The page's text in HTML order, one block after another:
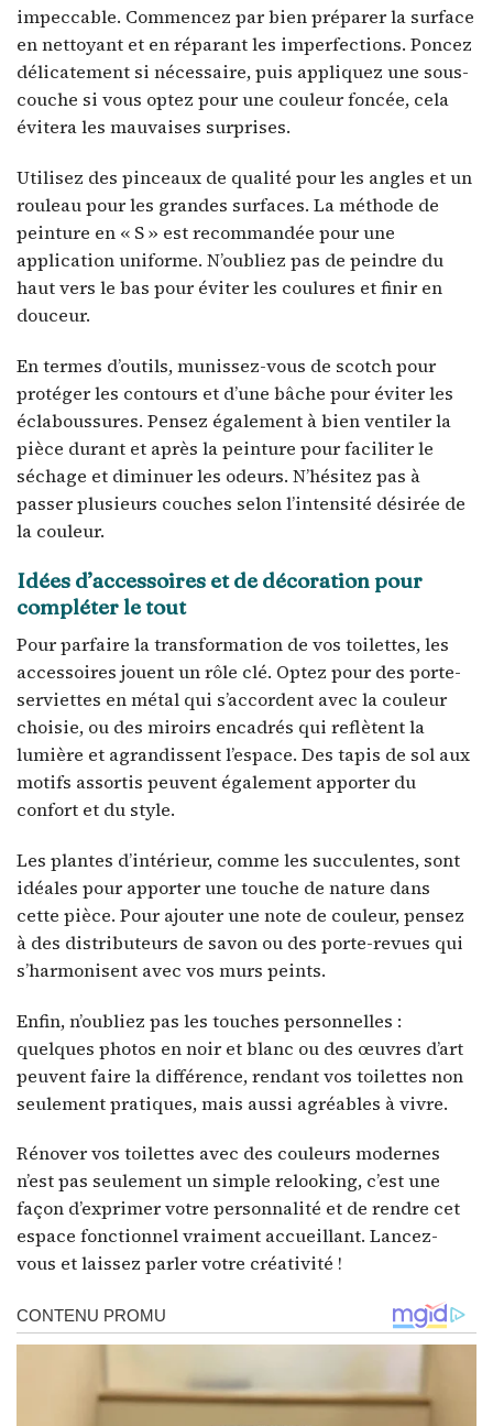
impeccable. Commencez par bien préparer la surface
en nettoyant et en réparant les imperfections. Poncez
délicatement si nécessaire, puis appliquez une sous-
couche si vous optez pour une couleur foncée, cela
évitera les mauvaises surprises.
Utilisez des pinceaux de qualité pour les angles et un
rouleau pour les grandes surfaces. La méthode de
peinture en « S » est recommandée pour une
application uniforme. N’oubliez pas de peindre du
haut vers le bas pour éviter les coulures et finir en
douceur.
En termes d’outils, munissez-vous de scotch pour
protéger les contours et d’une bâche pour éviter les
éclaboussures. Pensez également à bien ventiler la
pièce durant et après la peinture pour faciliter le
séchage et diminuer les odeurs. N’hésitez pas à
passer plusieurs couches selon l’intensité désirée de
la couleur.
Idées d’accessoires et de décoration pour
compléter le tout
Pour parfaire la transformation de vos toilettes, les
accessoires jouent un rôle clé. Optez pour des porte-
serviettes en métal qui s’accordent avec la couleur
choisie, ou des miroirs encadrés qui reflètent la
lumière et agrandissent l’espace. Des tapis de sol aux
motifs assortis peuvent également apporter du
confort et du style.
Les plantes d’intérieur, comme les succulentes, sont
idéales pour apporter une touche de nature dans
cette pièce. Pour ajouter une note de couleur, pensez
à des distributeurs de savon ou des porte-revues qui
s’harmonisent avec vos murs peints.
Enfin, n’oubliez pas les touches personnelles :
quelques photos en noir et blanc ou des œuvres d’art
peuvent faire la différence, rendant vos toilettes non
seulement pratiques, mais aussi agréables à vivre.
Rénover vos toilettes avec des couleurs modernes
n’est pas seulement un simple relooking, c’est une
façon d’exprimer votre personnalité et de rendre cet
espace fonctionnel vraiment accueillant. Lancez-
vous et laissez parler votre créativité !